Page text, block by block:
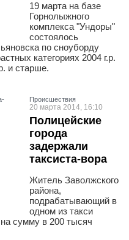
19 марта на базе
Горнолыжного
комплекса "Ундоры"
состоялось
по сноуборду
категориях 2004 г.р.
и старше.
Проиcшествия
20 марта 2014, 16:10
Полицейские
города
задержали
таксиста-вора
Житель Заволжского
района,
подрабатывающий в
одном из такси
на сумму в 200 тысяч